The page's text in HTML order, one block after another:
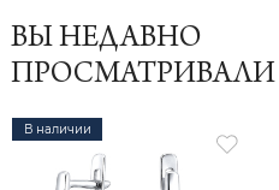
ВЫ НЕДАВНО
ПРОСМАТРИВАЛИ
В наличии